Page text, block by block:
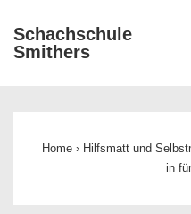
Zum
Inhalt
Schachschule
Smithers
Home › Hilfsmatt und
in